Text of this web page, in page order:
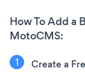
How To Add a
MotoCMS:
Create a